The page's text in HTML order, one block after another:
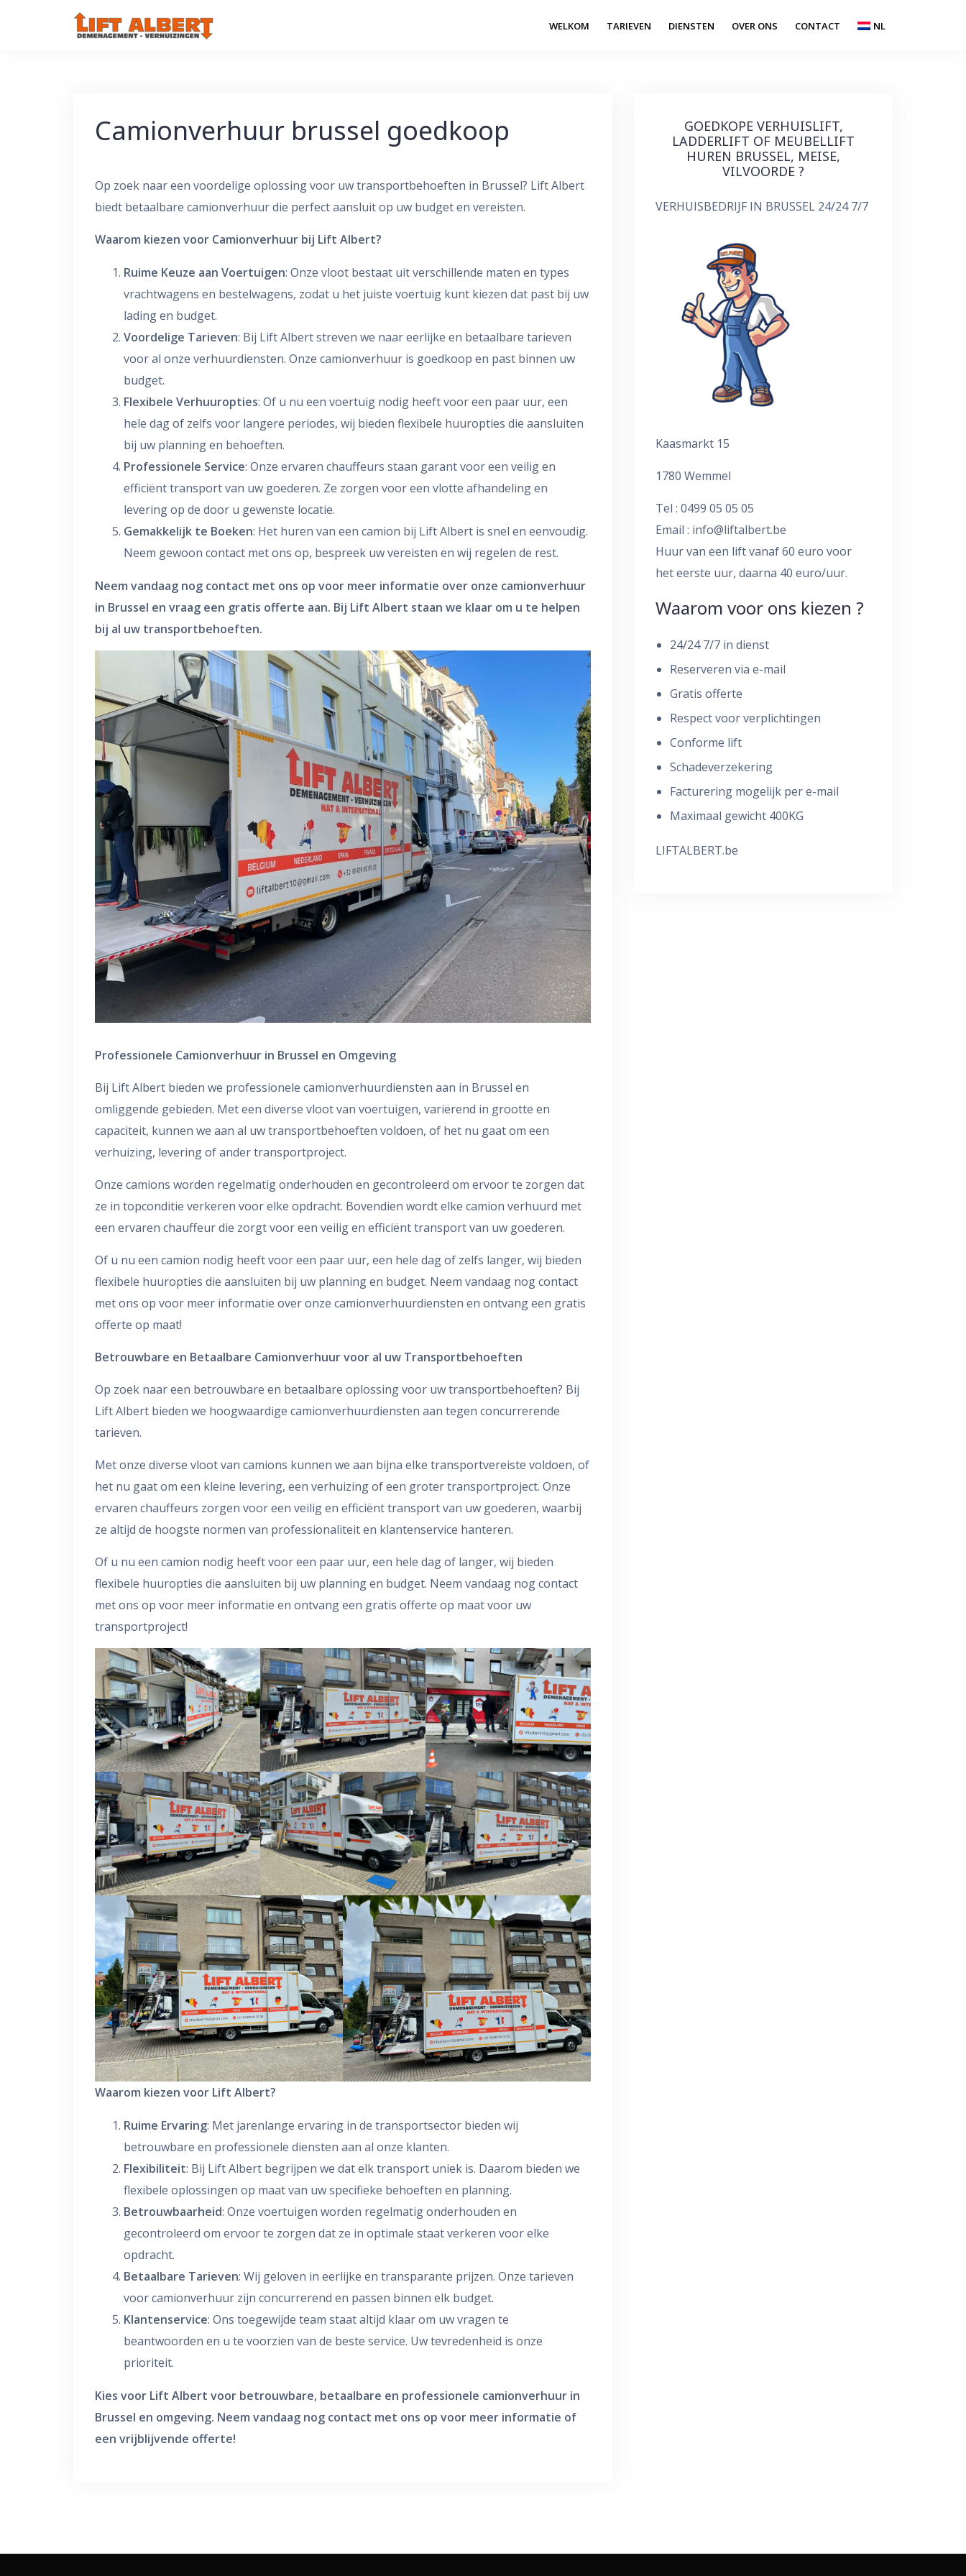
WELKOM TARIEVEN DIENSTEN OVER ONS CONTACT NL
Camionverhuur brussel goedkoop
Op zoek naar een voordelige oplossing voor uw transportbehoeften in Brussel? Lift Albert
biedt betaalbare camionverhuur die perfect aansluit op uw budget en vereisten.
Waarom kiezen voor Camionverhuur bij Lift Albert?
Ruime Keuze aan Voertuigen: Onze vloot bestaat uit verschillende maten en types
vrachtwagens en bestelwagens, zodat u het juiste voertuig kunt kiezen dat past bij uw
lading en budget.
Voordelige Tarieven: Bij Lift Albert streven we naar eerlijke en betaalbare tarieven
voor al onze verhuurdiensten. Onze camionverhuur is goedkoop en past binnen uw
budget.
Flexibele Verhuuropties: Of u nu een voertuig nodig heeft voor een paar uur, een
hele dag of zelfs voor langere periodes, wij bieden flexibele huuropties die aansluiten
bij uw planning en behoeften.
Professionele Service: Onze ervaren chauffeurs staan garant voor een veilig en
efficiënt transport van uw goederen. Ze zorgen voor een vlotte afhandeling en
levering op de door u gewenste locatie.
Gemakkelijk te Boeken: Het huren van een camion bij Lift Albert is snel en eenvoudig.
Neem gewoon contact met ons op, bespreek uw vereisten en wij regelen de rest.
Neem vandaag nog contact met ons op voor meer informatie over onze camionverhuur
in Brussel en vraag een gratis offerte aan. Bij Lift Albert staan we klaar om u te helpen
bij al uw transportbehoeften.
Professionele Camionverhuur in Brussel en Omgeving
Bij Lift Albert bieden we professionele camionverhuurdiensten aan in Brussel en
omliggende gebieden. Met een diverse vloot van voertuigen, variërend in grootte en
capaciteit, kunnen we aan al uw transportbehoeften voldoen, of het nu gaat om een
verhuizing, levering of ander transportproject.
Onze camions worden regelmatig onderhouden en gecontroleerd om ervoor te zorgen dat
ze in topconditie verkeren voor elke opdracht. Bovendien wordt elke camion verhuurd met
een ervaren chauffeur die zorgt voor een veilig en efficiënt transport van uw goederen.
Of u nu een camion nodig heeft voor een paar uur, een hele dag of zelfs langer, wij bieden
flexibele huuropties die aansluiten bij uw planning en budget. Neem vandaag nog contact
met ons op voor meer informatie over onze camionverhuurdiensten en ontvang een gratis
offerte op maat!
Betrouwbare en Betaalbare Camionverhuur voor al uw Transportbehoeften
Op zoek naar een betrouwbare en betaalbare oplossing voor uw transportbehoeften? Bij
Lift Albert bieden we hoogwaardige camionverhuurdiensten aan tegen concurrerende
tarieven.
Met onze diverse vloot van camions kunnen we aan bijna elke transportvereiste voldoen, of
het nu gaat om een kleine levering, een verhuizing of een groter transportproject. Onze
ervaren chauffeurs zorgen voor een veilig en efficiënt transport van uw goederen, waarbij
ze altijd de hoogste normen van professionaliteit en klantenservice hanteren.
Of u nu een camion nodig heeft voor een paar uur, een hele dag of langer, wij bieden
flexibele huuropties die aansluiten bij uw planning en budget. Neem vandaag nog contact
met ons op voor meer informatie en ontvang een gratis offerte op maat voor uw
transportproject!
Waarom kiezen voor Lift Albert?
Ruime Ervaring: Met jarenlange ervaring in de transportsector bieden wij
betrouwbare en professionele diensten aan al onze klanten.
Flexibiliteit: Bij Lift Albert begrijpen we dat elk transport uniek is. Daarom bieden we
flexibele oplossingen op maat van uw specifieke behoeften en planning.
Betrouwbaarheid: Onze voertuigen worden regelmatig onderhouden en
gecontroleerd om ervoor te zorgen dat ze in optimale staat verkeren voor elke
opdracht.
Betaalbare Tarieven: Wij geloven in eerlijke en transparante prijzen. Onze tarieven
voor camionverhuur zijn concurrerend en passen binnen elk budget.
Klantenservice: Ons toegewijde team staat altijd klaar om uw vragen te
beantwoorden en u te voorzien van de beste service. Uw tevredenheid is onze
prioriteit.
Kies voor Lift Albert voor betrouwbare, betaalbare en professionele camionverhuur in
Brussel en omgeving. Neem vandaag nog contact met ons op voor meer informatie of
een vrijblijvende offerte!
GOEDKOPE VERHUISLIFT,
LADDERLIFT OF MEUBELLIFT
HUREN BRUSSEL, MEISE,
VILVOORDE ?
VERHUISBEDRIJF IN BRUSSEL 24/24 7/7
Kaasmarkt 15
1780 Wemmel
Tel : 0499 05 05 05
Email : info@liftalbert.be
Huur van een lift vanaf 60 euro voor
het eerste uur, daarna 40 euro/uur.
Waarom voor ons kiezen ?
24/24 7/7 in dienst
Reserveren via e-mail
Gratis offerte
Respect voor verplichtingen
Conforme lift
Schadeverzekering
Facturering mogelijk per e-mail
Maximaal gewicht 400KG
LIFTALBERT.be